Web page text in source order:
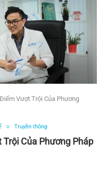
Vượt Trội Của Phương
Truyền thông
Của Phương Pháp